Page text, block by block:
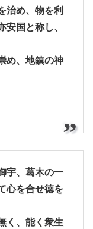
治め、物を利
国と称し、
め、地鎮の神
宇、葛木の一
心を合せ徳を
く、能く衆生